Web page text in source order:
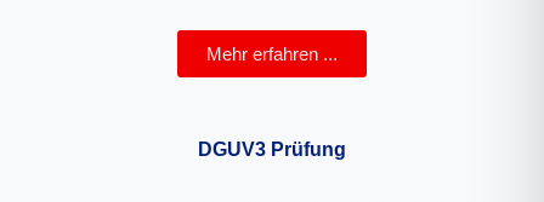
Mehr erfahren ...
DGUV3 Prüfung